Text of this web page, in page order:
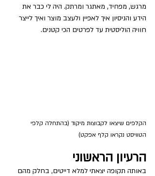
מרגש, מפחיד, מאתגר ומרתק. היה לי כבר את
הידע והניסיון איך לאפיין ולעצב מוצר ואיך לייצר
חוויה הוליסטית עד לפרטים הכי קטנים.
הקלפים שיצאו לקבוצות מיקוד (בהתחלה קלפי
הטוויסט נקראו קלף אפקט)
הרעיון הראשוני
באותה תקופה יצאתי למלא דייטים, בחלק מהם